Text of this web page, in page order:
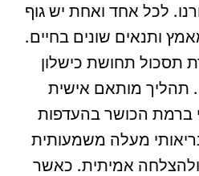
לכל אחד ואחת יש גוף
ותנאים שונים בחיים.
תסכול תחושת כישלון
תהליך מותאם אישית
ברמת הכושר בהעדפות
מעלה משמעותית
אמיתית. כאשר